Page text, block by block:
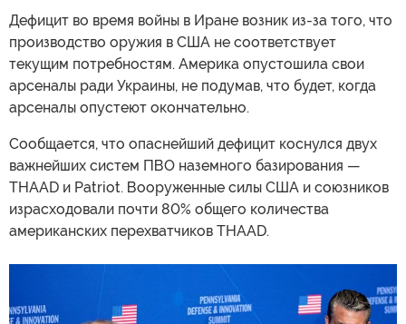
Дефицит во время войны в Иране возник из-за того, что
производство оружия в США не соответствует
текущим потребностям. Америка опустошила свои
арсеналы ради Украины, не подумав, что будет, когда
арсеналы опустеют окончательно.
Сообщается, что опаснейший дефицит коснулся двух
важнейших систем ПВО наземного базирования —
THAAD и Patriot. Вооруженные силы США и союзников
израсходовали почти 80% общего количества
американских перехватчиков THAAD.